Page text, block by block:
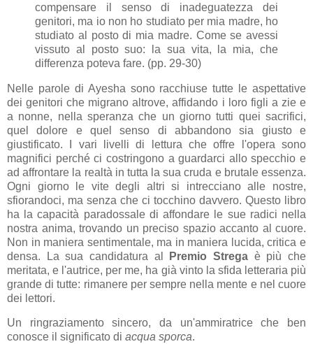
compensare il senso di inadeguatezza dei
genitori, ma io non ho studiato per mia madre, ho
studiato al posto di mia madre. Come se avessi
vissuto al posto suo: la sua vita, la mia, che
differenza poteva fare. (pp. 29-30)
Nelle parole di Ayesha sono racchiuse tutte le aspettative
dei genitori che migrano altrove, affidando i loro figli a zie e
a nonne, nella speranza che un giorno tutti quei sacrifici,
quel dolore e quel senso di abbandono sia giusto e
giustificato. I vari livelli di lettura che offre l'opera sono
magnifici perché ci costringono a guardarci allo specchio e
ad affrontare la realtà in tutta la sua cruda e brutale essenza.
Ogni giorno le vite degli altri si intrecciano alle nostre,
sfiorandoci, ma senza che ci tocchino davvero. Questo libro
ha la capacità paradossale di affondare le sue radici nella
nostra anima, trovando un preciso spazio accanto al cuore.
Non in maniera sentimentale, ma in maniera lucida, critica e
densa. La sua candidatura al
Premio Strega è più che
meritata, e l'autrice, per me, ha già vinto la sfida letteraria più
grande di tutte: rimanere per sempre nella mente e nel cuore
dei lettori.
Un ringraziamento sincero, da un'ammiratrice che ben
conosce il significato di acqua sporca.